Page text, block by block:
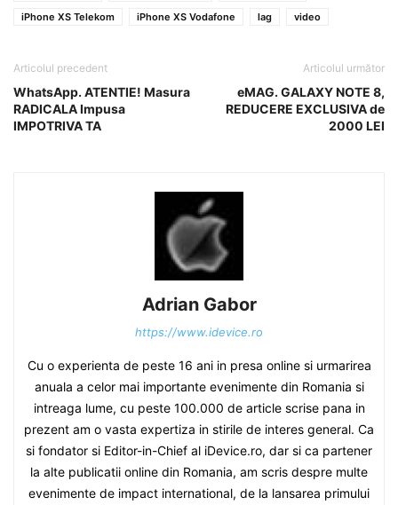
iPhone XS Telekom
iPhone XS Vodafone lag video
Articolul precedent
WhatsApp. ATENTIE! Masura
RADICALA Impusa
IMPOTRIVA TA
Articolul următor
eMAG. GALAXY NOTE 8,
REDUCERE EXCLUSIVA de
2000 LEI
Adrian Gabor
https://www.idevice.ro
Cu o experienta de peste 16 ani in presa online si urmarirea
anuala a celor mai importante evenimente din Romania si
intreaga lume, cu peste 100.000 de article scrise pana in
prezent am o vasta expertiza in stirile de interes general. Ca
si fondator si Editor-in-Chief al iDevice.ro, dar si ca partener
la alte publicatii online din Romania, am scris despre multe
evenimente de impact international, de la lansarea primului